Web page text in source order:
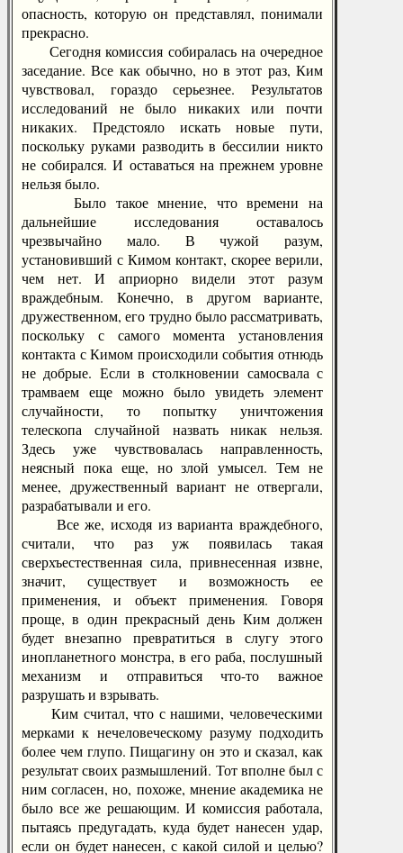
опасность, которую он представлял, понимали
прекрасно.
Сегодня комиссия собиралась на очередное
заседание. Все как обычно, но в этот раз, Ким
чувствовал, гораздо серьезнее. Результатов
исследований не было никаких или почти
никаких. Предстояло искать новые пути,
поскольку руками разводить в бессилии никто
не собирался. И оставаться на прежнем уровне
нельзя было.
Было такое мнение, что времени на
дальнейшие исследования оставалось
чрезвычайно мало. В чужой разум,
установивший с Кимом контакт, скорее верили,
чем нет. И априорно видели этот разум
враждебным. Конечно, в другом варианте,
дружественном, его трудно было рассматривать,
поскольку с самого момента установления
контакта с Кимом происходили события отнюдь
не добрые. Если в столкновении самосвала с
трамваем еще можно было увидеть элемент
случайности, то попытку уничтожения
телескопа случайной назвать никак нельзя.
Здесь уже чувствовалась направленность,
неясный пока еще, но злой умысел. Тем не
менее, дружественный вариант не отвергали,
разрабатывали и его.
Все же, исходя из варианта враждебного,
считали, что раз уж появилась такая
сверхъестественная сила, привнесенная извне,
значит, существует и возможность ее
применения, и объект применения. Говоря
проще, в один прекрасный день Ким должен
будет внезапно превратиться в слугу этого
инопланетного монстра, в его раба, послушный
механизм и отправиться что-то важное
разрушать и взрывать.
Ким считал, что с нашими, человеческими
мерками к нечеловеческому разуму подходить
более чем глупо. Пищагину он это и сказал, как
результат своих размышлений. Тот вполне был с
ним согласен, но, похоже, мнение академика не
было все же решающим. И комиссия работала,
пытаясь предугадать, куда будет нанесен удар,
если он будет нанесен, с какой силой и целью?